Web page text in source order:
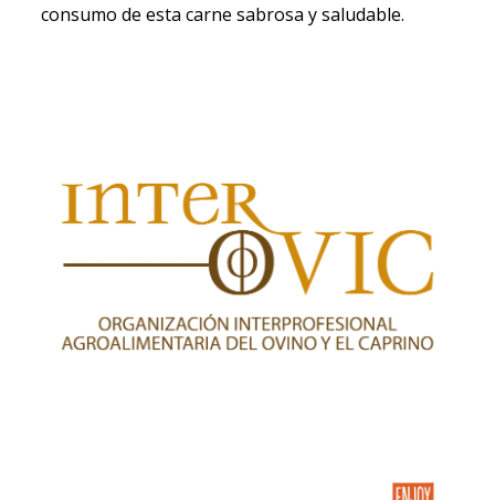
consumo de esta carne sabrosa y saludable.